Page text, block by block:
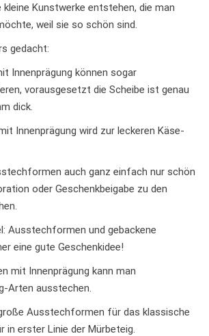
kleine Kunstwerke entstehen, die man
weil sie so schön sind.
gedacht:
Innenprägung können sogar
vorausgesetzt die Scheibe ist genau
dick.
Innenprägung wird zur leckeren Käse-
auch ganz einfach nur schön
oder Geschenkbeigabe zu den
Ausstechformen und gebackene
eine gute Geschenkidee!
mit Innenprägung kann man
Arten ausstechen.
Ausstechformen für das klassische
in erster Linie der Mürbeteig.